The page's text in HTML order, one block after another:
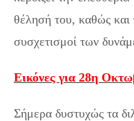
θέλησή του, καθώς και
συσχετισμοί των
Eικόνες για 28η
Σήμερα δυστυχώς τα